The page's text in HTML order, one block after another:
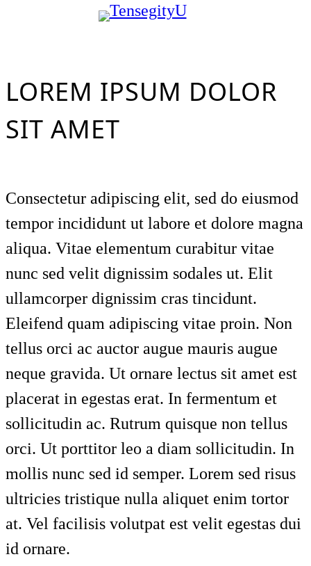
LOREM IPSUM DOLOR
SIT AMET
Consectetur adipiscing elit, sed do eiusmod
tempor incididunt ut labore et dolore magna
aliqua. Vitae elementum curabitur vitae
nunc sed velit dignissim sodales ut. Elit
ullamcorper dignissim cras tincidunt.
Eleifend quam adipiscing vitae proin. Non
tellus orci ac auctor augue mauris augue
neque gravida. Ut ornare lectus sit amet est
placerat in egestas erat. In fermentum et
sollicitudin ac. Rutrum quisque non tellus
orci. Ut porttitor leo a diam sollicitudin. In
mollis nunc sed id semper. Lorem sed risus
ultricies tristique nulla aliquet enim tortor
at. Vel facilisis volutpat est velit egestas dui
id ornare.